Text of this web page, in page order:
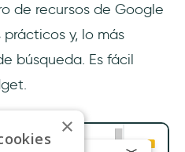
de recursos de Google
y, lo más
búsqueda. Es fácil
×